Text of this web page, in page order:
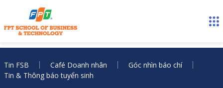
Tin FSB Café Doanh nhân
Góc nhìn báo chí
Tin & Thông báo tuyển sinh